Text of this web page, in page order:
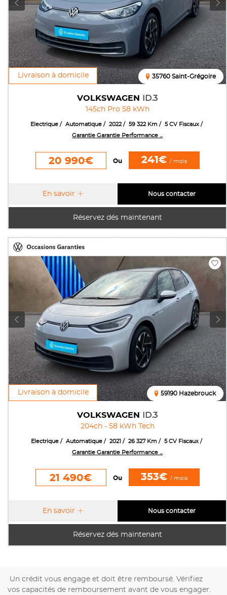
Livraison à domicile
VOLKSWAGEN ID.3
145ch Pro 58 kWh
35760 Saint-Grégoire
Electrique Automatique 2022 59 322 Km
5 CV Fiscaux
Garantie Garantie Performance ...
20 990€ Ou 241€ / mois
Réservez dés maintenant
En savoir Nous contacter
Livraison à domicile
VOLKSWAGEN ID.3
204ch - 58 kWh Tech
59190 Hazebrouck
Electrique Automatique 2021 26 327 Km
5 CV Fiscaux
Garantie Garantie Performance ...
21 490€ Ou 353€ / mois
Réservez dés maintenant
En savoir Nous contacter
Un crédit vous engage et doit être remboursé. Vérifiez
vos capacités de remboursement avant de vous engager.